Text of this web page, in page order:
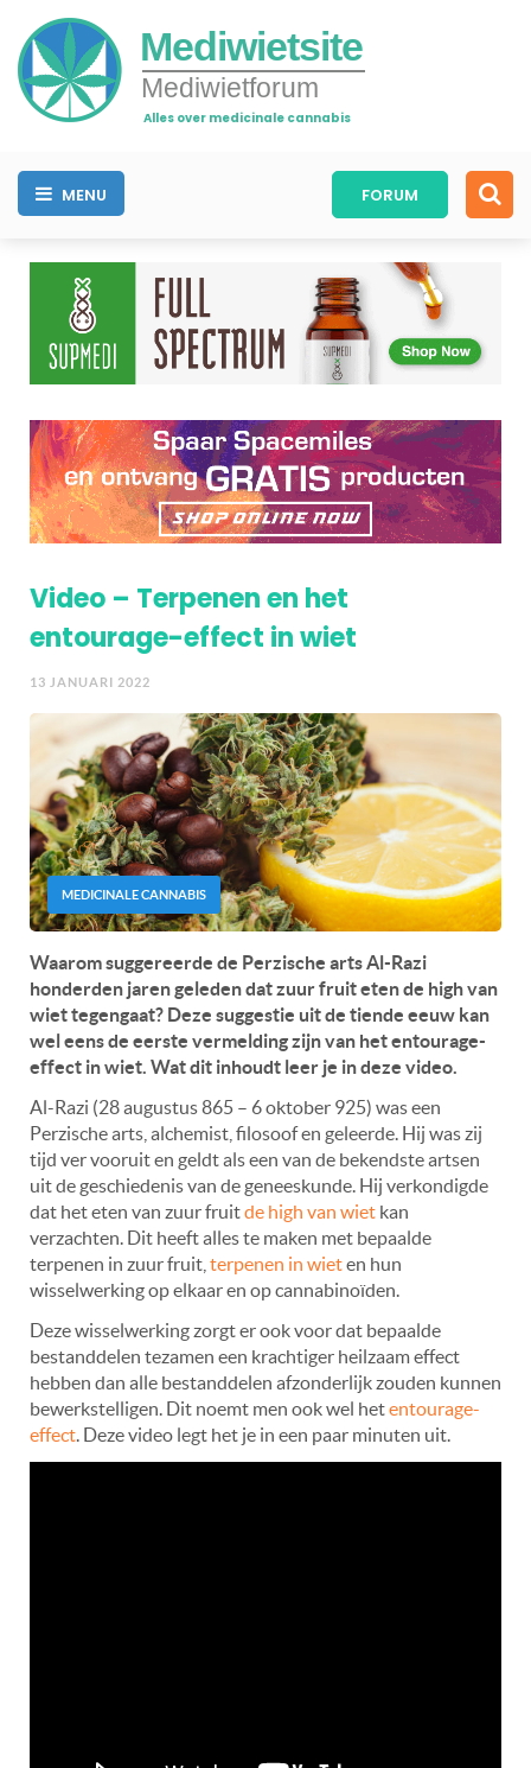
Mediwietsite
Mediwietforum
Alles over medicinale cannabis
MENU FORUM
Video – Terpenen en het
entourage-effect in wiet
13 JANUARI 2022
MEDICINALE CANNABIS
Waarom suggereerde de Perzische arts Al-Razi
honderden jaren geleden dat zuur fruit eten de high van
wiet tegengaat? Deze suggestie uit de tiende eeuw kan
wel eens de eerste vermelding zijn van het entourage-
effect in wiet. Wat dit inhoudt leer je in deze video.
Al-Razi (28 augustus 865 – 6 oktober 925) was een
Perzische arts, alchemist, filosoof en geleerde. Hij was zij
tijd ver vooruit en geldt als een van de bekendste artsen
uit de geschiedenis van de geneeskunde. Hij verkondigde
dat het eten van zuur fruitde high van wiet kan
verzachten. Dit heeft alles te maken met bepaalde
terpenen in zuur fruit, terpenen in wieten hun
wisselwerking op elkaar en op cannabinoïden.
Deze wisselwerking zorgt er ook voor dat bepaalde
bestanddelen tezamen een krachtiger heilzaam effect
hebben dan alle bestanddelen afzonderlijk zouden kunnen
bewerkstelligen. Dit noemt men ook wel hetentourage-
effect. Deze video legt het je in een paar minuten uit.